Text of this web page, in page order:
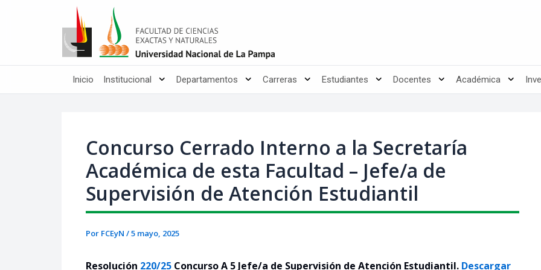
Inicio Institucional Departamentos Carreras Estudiantes Docentes Académica
Concurso Cerrado Interno a la Secretaría
Académica de esta Facultad – Jefe/a de
Supervisión de Atención Estudiantil
Por FCEyN /5 mayo, 2025
Resolución 220/25 Concurso A 5 Jefe/a de Supervisión de Atención Estudiantil. Descargar
Post
navigation